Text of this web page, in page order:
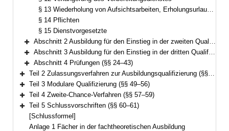
§ 13 Wiederholung von Aufsichtsarbeiten, Erholungsurlaub, Teilzeit
§ 14 Pflichten
§ 15 Dienstvorgesetzte
Bereich erweitern
Abschnitt 2 Ausbildung für den Einstieg in der zweiten Qualifikationsebene (§§ 16–19)
Bereich erweitern
Abschnitt 3 Ausbildung für den Einstieg in der dritten Qualifikationsebene (§§ 20–23)
Bereich erweitern
Abschnitt 4 Prüfungen (§§ 24–43)
Bereich erweitern
Teil 2 Zulassungsverfahren zur Ausbildungsqualifizierung (§§ 44–48)
Bereich erweitern
Teil 3 Modulare Qualifizierung (§§ 49–56)
Bereich erweitern
Teil 4 Zweite-Chance-Verfahren (§§ 57–59)
Bereich erweitern
Teil 5 Schlussvorschriften (§§ 60–61)
[Schlussformel]
Anlage 1 Fächer in der fachtheoretischen Ausbildung